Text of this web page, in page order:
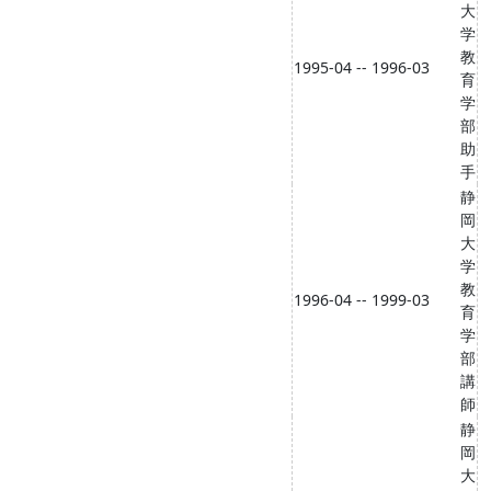
1995-04 -- 1996-03
大
学
教
育
学
部
助
手
1996-04 -- 1999-03
静
岡
大
学
教
育
学
部
講
師
静
岡
大